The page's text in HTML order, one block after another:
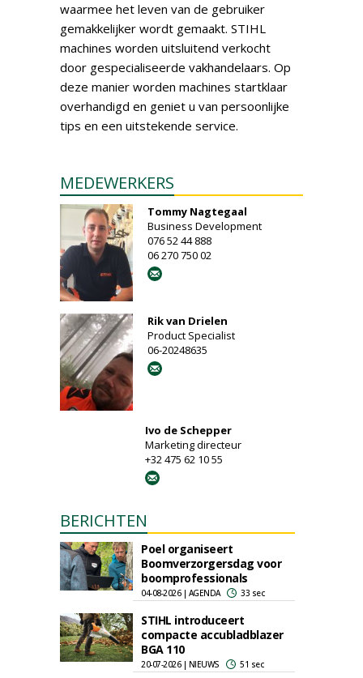
waarmee het leven van de gebruiker
gemakkelijker wordt gemaakt. STIHL
machines worden uitsluitend verkocht
door gespecialiseerde vakhandelaars. Op
deze manier worden machines startklaar
overhandigd en geniet u van persoonlijke
tips en een uitstekende service.
MEDEWERKERS
Tommy Nagtegaal
Business Development
076 52 44 888
06 270 750 02
Rik van Drielen
Product Specialist
06-20248635
Ivo de Schepper
Marketing directeur
+32 475 62 10 55
BERICHTEN
Poel organiseert
Boomverzorgersdag voor
boomprofessionals
04-08-2026 | AGENDA 33 sec
STIHL introduceert
compacte accubladblazer
BGA 110
20-07-2026 | NIEUWS 51 sec